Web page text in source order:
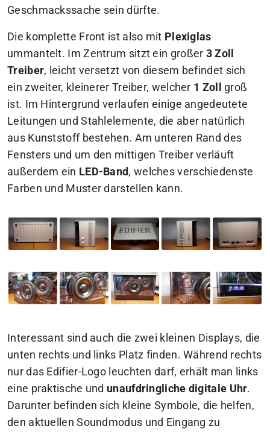
Geschmackssache sein dürfte.
Die komplette Front ist also mit Plexiglas
ummantelt. Im Zentrum sitzt ein großer 3 Zoll
Treiber, leicht versetzt von diesem befindet sich
ein zweiter, kleinerer Treiber, welcher 1 Zoll
groß
ist. Im Hintergrund verlaufen einige angedeutete
Leitungen und Stahlelemente, die aber natürlich
aus Kunststoff bestehen. Am unteren Rand des
Fensters und um den mittigen Treiber verläuft
außerdem ein LED-Band , welches verschiedenste
Farben und Muster darstellen kann.
Interessant sind auch die zwei kleinen Displays, die
unten rechts und links Platz finden. Während rechts
nur das Edifier-Logo leuchten darf, erhält man links
eine praktische und unaufdringliche digitale Uhr.
Darunter befinden sich kleine Symbole, die helfen,
den aktuellen Soundmodus und Eingang zu